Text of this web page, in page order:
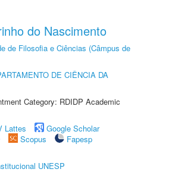
do Nascimento
de Filosofia e Ciências (Câmpus de
DE CIÊNCIA DA
Category: RDIDP Academic
Lattes
Google Scholar
Scopus
Fapesp
UNESP